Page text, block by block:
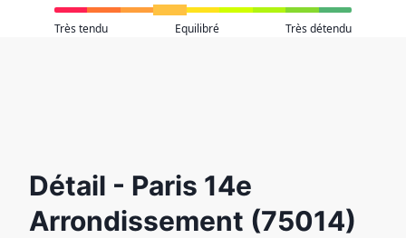
Très tendu Equilibré Très détendu
Détail - Paris 14e
Arrondissement (75014)